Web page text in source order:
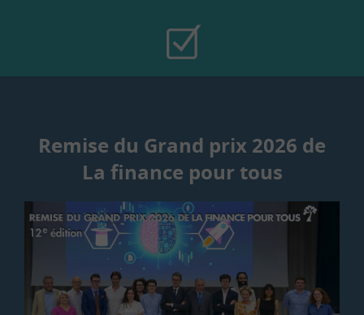
Remise du Grand prix 2026 de
La finance pour tous